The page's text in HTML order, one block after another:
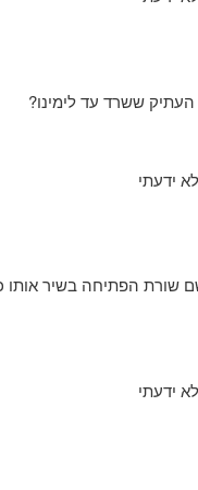
ששרד עד לימינו?
ידעתי
שורת הפתיחה בשיר אותו
ידעתי